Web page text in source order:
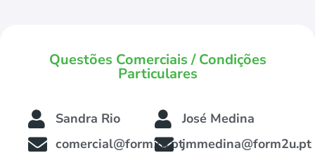
Questões Comerciais / Condições
Particulares
Sandra Rio
comercial@form2u.pt
José Medina
jmmedina@form2u.pt